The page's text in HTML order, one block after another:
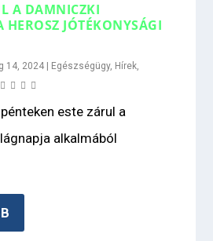
A DAMNICZKI
HEROSZ JÓTÉKONYSÁGI
14, 2024 Egészségügy, Hírek,
este zárul a
alkalmából